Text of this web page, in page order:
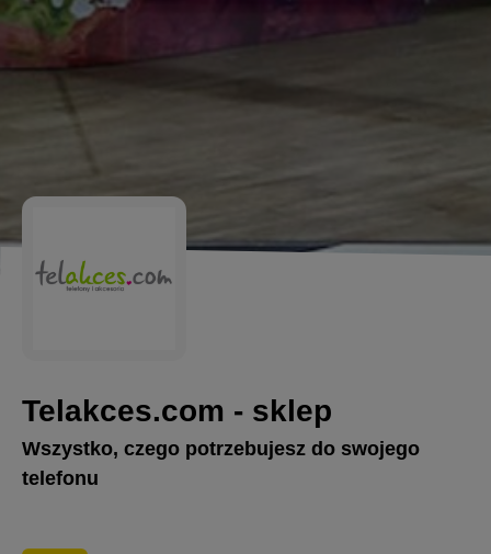
Telakces.com - sklep
Wszystko, czego potrzebujesz do swojego
telefonu